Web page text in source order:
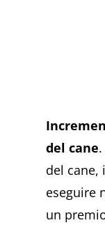
del cane
del cane,
eseguire
un